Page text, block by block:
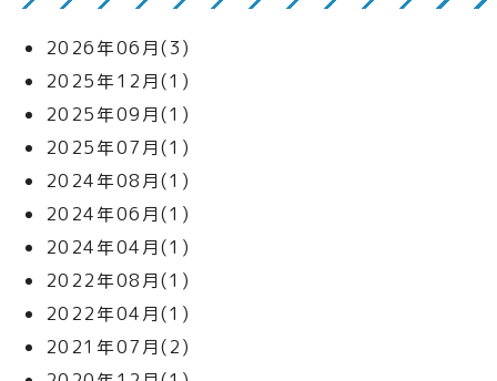
2026年06月(3)
2025年12月(1)
2025年09月(1)
2025年07月(1)
2024年08月(1)
2024年06月(1)
2024年04月(1)
2022年08月(1)
2022年04月(1)
2021年07月(2)